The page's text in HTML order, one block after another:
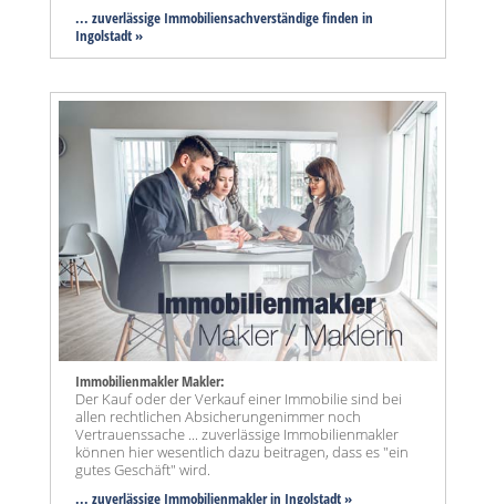
... zuverlässige Immobiliensachverständige finden in
Ingolstadt »
Immobilienmakler Makler:
Der Kauf oder der Verkauf einer Immobilie sind bei
allen rechtlichen Absicherungenimmer noch
Vertrauenssache ... zuverlässige Immobilienmakler
können hier wesentlich dazu beitragen, dass es "ein
gutes Geschäft" wird.
... zuverlässige Immobilienmakler in Ingolstadt »